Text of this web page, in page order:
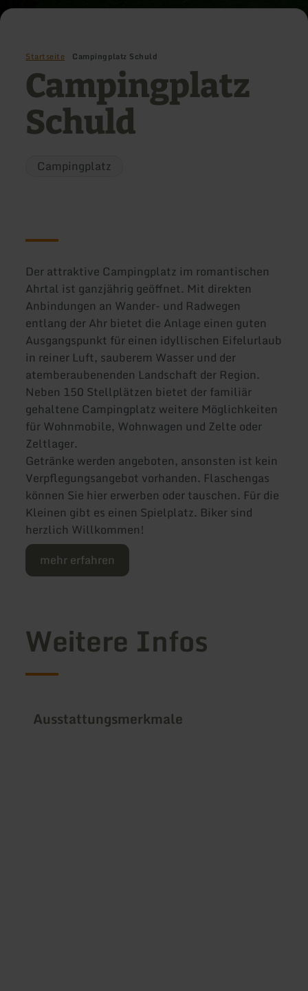
Startseite Campingplatz Schuld
Campingplatz
Schuld
Campingplatz
Der attraktive Campingplatz im romantischen
Ahrtal ist ganzjährig geöffnet. Mit direkten
Anbindungen an Wander- und Radwegen
entlang der Ahr bietet die Anlage einen guten
Ausgangspunkt für einen idyllischen Eifelurlaub
in reiner Luft, sauberem Wasser und der
atemberaubenenden Landschaft der Region.
Neben 150 Stellplätzen bietet der familiär
gehaltene Campingplatz weitere Möglichkeiten
für Wohnmobile, Wohnwagen und Zelte oder
Zeltlager.
Getränke werden angeboten, ansonsten ist kein
Verpflegungsangebot vorhanden. Flaschengas
können Sie hier erwerben oder tauschen. Für die
Kleinen gibt es einen Spielplatz. Biker sind
herzlich Willkommen!
mehr erfahren
Weitere Infos
Ausstattungsmerkmale